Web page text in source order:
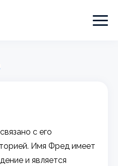
с его
Имя Фред имеет
и является